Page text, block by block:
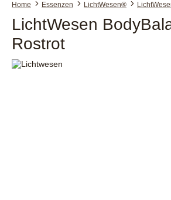
Home Essenzen LichtWesen®
LichtWesen
Rostrot